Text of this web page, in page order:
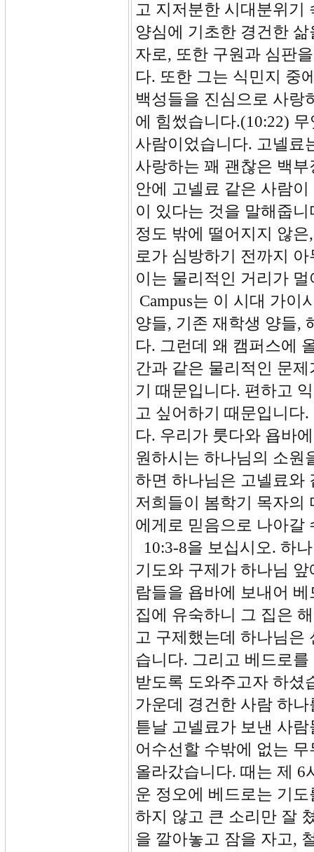
고 지저분한 시대분위기
양심에 기초한 경건한
자로, 또한 구원과 심판
다. 또한 그는 식민지 중
백성들을 진심으로 사랑
에 힘썼습니다.(10:22)
사람이었습니다. 고넬료
사랑하는 꽤 괜찮은 백
안에 고넬료 같은 사람
이 있다는 것을 말해줍
정도 밖에 떨어지지 않
로가 심방하기 전까지
이는 물리적인 거리가
Campus는 이 시대 가이
양들, 기존 재학생 양들,
다. 그런데 왜 캠퍼스에
간과 같은 물리적인 문
기 때문입니다. 편하고
고 싶어하기 때문입니다
다. 우리가 룻다와 욥바
원하시는 하나님의 소원
하면 하나님은 고넬료와
저희들이 봄학기 목자의
에게로 믿음으로 나아갈
10:3-8을 보십시오. 하
기도와 구제가 하나님
람들을 욥바에 보내어
집에 유숙하니 그 집은
고 구제했는데 하나님은
습니다. 그리고 베드로
받도록 도와주고자 하셨
가운데 경건한 사람 하
튿날 고넬료가 보낸 사
어수선할 수밖에 없는
올라갔습니다. 때는 제 6
운 정오에 베드로는 기
하지 않고 큰 소리만 잘
을 깔아놓고 잠을 자고,